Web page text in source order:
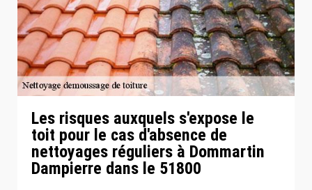
Les risques auxquels s'expose le
toit pour le cas d'absence de
nettoyages réguliers à Dommartin
Dampierre dans le 51800